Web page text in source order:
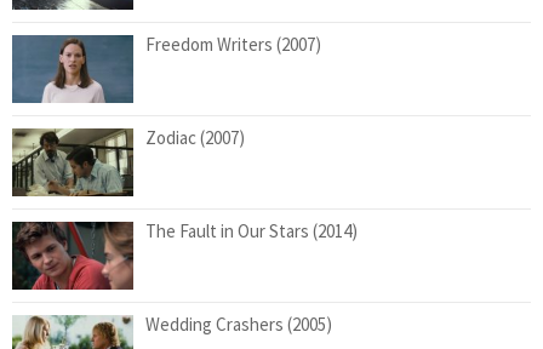
Freedom Writers (2007)
Zodiac (2007)
The Fault in Our Stars (2014)
Wedding Crashers (2005)